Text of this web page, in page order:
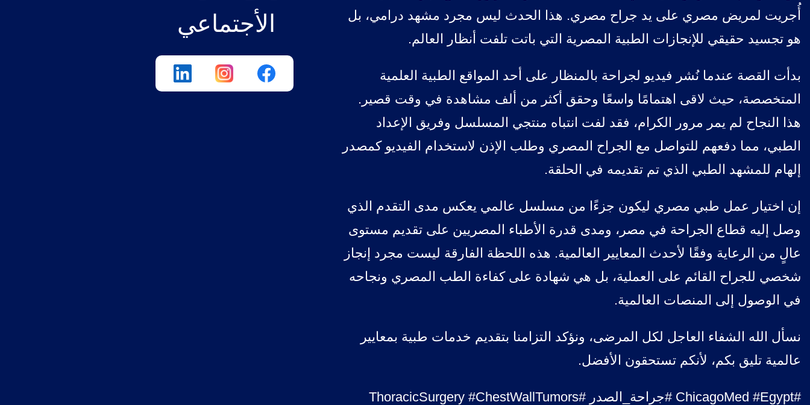
أُجريت لمريض مصري على يد جراح مصري. هذا الحدث ليس مجرد مشهد درامي، بل
هو تجسيد حقيقي للإنجازات الطبية المصرية التي باتت تلفت أنظار العالم.
بدأت القصة عندما نُشر فيديو لجراحة بالمنظار على أحد المواقع الطبية العلمية
المتخصصة، حيث لاقى اهتمامًا واسعًا وحقق أكثر من ألف مشاهدة في وقت قصير.
هذا النجاح لم يمر مرور الكرام، فقد لفت انتباه منتجي المسلسل وفريق الإعداد
الطبي، مما دفعهم للتواصل مع الجراح المصري وطلب الإذن لاستخدام الفيديو كمصدر
إلهام للمشهد الطبي الذي تم تقديمه في الحلقة.
إن اختيار عمل طبي مصري ليكون جزءًا من مسلسل عالمي يعكس مدى التقدم الذي
وصل إليه قطاع الجراحة في مصر، ومدى قدرة الأطباء المصريين على تقديم مستوى
عالٍ من الرعاية وفقًا لأحدث المعايير العالمية. هذه اللحظة الفارقة ليست مجرد إنجاز
شخصي للجراح القائم على العملية، بل هي شهادة على كفاءة الطب المصري ونجاحه
في الوصول إلى المنصات العالمية.
نسأل الله الشفاء العاجل لكل المرضى، ونؤكد التزامنا بتقديم خدمات طبية بمعايير
عالمية تليق بكم، لأنكم تستحقون الأفضل.
#ChicagoMed #Egypt #جراحة_الصدر #ThoracicSurgery #ChestWallTumors
الأجتماعي